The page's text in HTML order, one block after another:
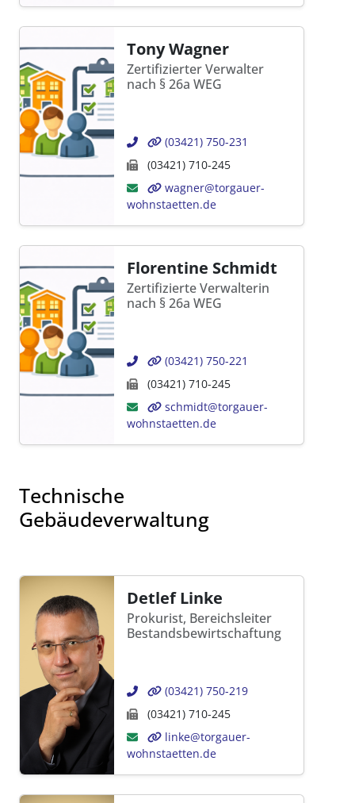
Tony Wagner
Zertifizierter Verwalter
nach § 26a WEG
(03421) 750-231
(03421) 710-245
wagner@torgauer-
wohnstaetten.de
Florentine Schmidt
Zertifizierte Verwalterin
nach § 26a WEG
(03421) 750-221
(03421) 710-245
schmidt@torgauer-
wohnstaetten.de
Technische
Gebäudeverwaltung
Detlef Linke
Prokurist, Bereichsleiter
Bestandsbewirtschaftung
(03421) 750-219
(03421) 710-245
linke@torgauer-
wohnstaetten.de